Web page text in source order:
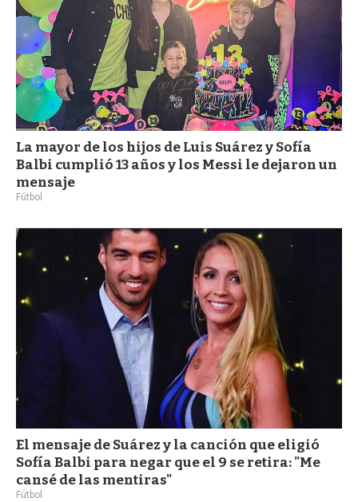
La mayor de los hijos de Luis Suárez y Sofía
Balbi cumplió 13 años y los Messi le dejaron un
mensaje
Fútbol
El mensaje de Suárez y la canción que eligió
Sofía Balbi para negar que el 9 se retira: "Me
cansé de las mentiras"
Fútbol